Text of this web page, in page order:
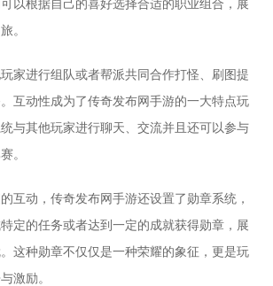
以根据自己的喜好选择合适的职业组合，展
。
家进行组队或者帮派共同合作打怪、刷图提
互动性成为了传奇发布网手游的一大特点玩
与其他玩家进行聊天、交流并且还可以参与
。
互动，传奇发布网手游还设置了勋章系统，
定的任务或者达到一定的成就获得勋章，展
这种勋章不仅仅是一种荣耀的象征，更是玩
激励。